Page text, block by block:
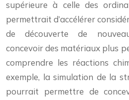
supérieure à celle des
permettrait d’accélérer
de découverte de
concevoir des matériaux plus
comprendre les réactions
exemple, la simulation de la
pourrait permettre de